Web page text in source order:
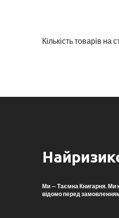
Кількість товарів на
Ми — Таємна Книгарня. Ми
відомо перед замовленням